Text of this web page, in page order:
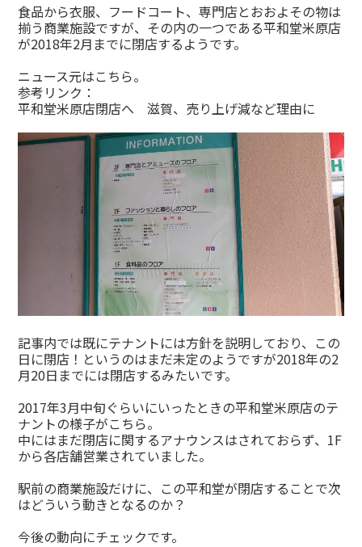
食品から衣服、フードコート、専門店とおおよその物は
揃う商業施設ですが、その内の一つである平和堂米原店
が2018年2月までに閉店するようです。
ニュース元はこちら。
参考リンク：
平和堂米原店閉店へ 滋賀、売り上げ減など理由に
記事内では既にテナントには方針を説明しており、この
日に閉店！というのはまだ未定のようですが2018年の2
月20日までには閉店するみたいです。
2017年3月中旬ぐらいにいったときの平和堂米原店のテ
ナントの様子がこちら。
中にはまだ閉店に関するアナウンスはされておらず、1F
から各店舗営業されていました。
駅前の商業施設だけに、この平和堂が閉店することで次
はどういう動きとなるのか？
今後の動向にチェックです。